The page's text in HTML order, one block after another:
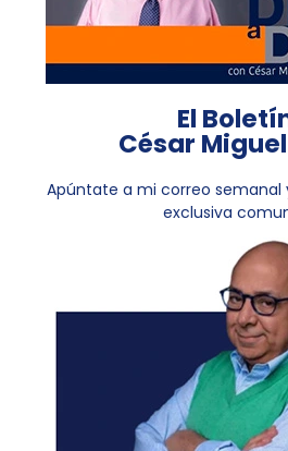
El
César
Apúntate a mi correo
exclusiva